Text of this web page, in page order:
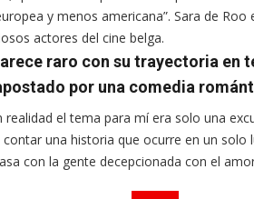
y menos americana”. Sara de
actores del cine belga.
raro con su trayectoria en
por una comedia
realidad el tema para mí era solo una
una historia que ocurre en un solo
con la gente decepcionada con el